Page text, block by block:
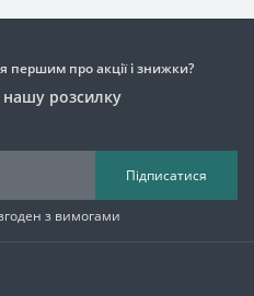
першим про акції і знижки?
нашу розсилку
Підписатися
згоден з вимогами